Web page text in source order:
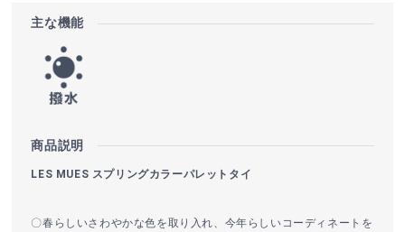
主な機能
商品説明
LES MUES スプリングカラーパレットタイ
〇春らしいさわやかな色を取り入れ、今年らしいコーディネートを